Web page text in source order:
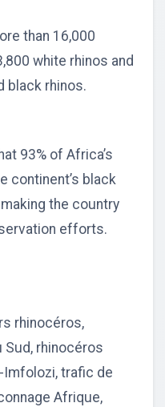
than 16,000
white rhinos and
black rhinos.
93% of Africa’s
continent’s black
the country
efforts.
rhinocéros,
rhinocéros
trafic de
Afrique,